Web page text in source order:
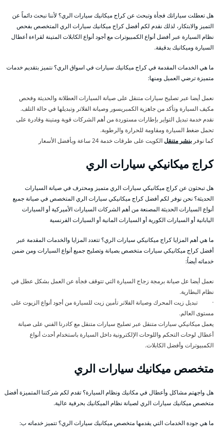
هل تعطلت سياراتك فجأة وتبحث عن كراج ميكانيك سيارات الري؟ لأننا نبحث دائماً عن
التميز والابتكار، لذلك نقدم لكم أفضل كراج ميكانيك سيارات الري المتخصص بفحص
نظام السيارة عبر أفضل أنواع الكمبيوترات مع أجود أنواع الكابلات المتينة لقراءة أعطال
السيارة وميكانيك بدقيقة.
ما هي الخدمات المقدمة في كراج ميكانيك سيارات في اسواق الري؟ نتميز بتقديم خدمات
متميزة ترضي العميل ومنها:
نعمل أيضا عبر تصليح سيارات متنقل على صيانة السيارات العطلانة والحديثة وفحص
مكيف السيارة وتأكد من جاهزية الكمبريسور وصيانة الفلاتر وتبديلها في حالة التلف.
نقدم خدمة تبديل التواير بإطارات مستوردة من أهم الشركات قوية ومتينة وقادرة على
تحمل ضغط السيارة ومقاومة للحرارة والرطوبة.
كما نوفر بنشر متنقلالكويت على طرقات خدمة 24 ساعة وبأفضل الأسعار
كراج ميكانيكي سيارات الري
هل تبحثون عن كراج ميكانيكي سيارات الري متميز ومحترف في صيانة السيارات
الحديثة؟ نحن نوفر لكم أفضل كراج ميكانيكي سيارات الري المتخصص في صيانة جميع
أنواع السيارات الحديثة المصنعة من أهم الشركات السيارات الأميركية أو السيارات
اليابانية أو السيارات الكورية أو السيارات المانية أو السيارات الفرنسية
ما هي أهم المزايا كراج ميكانيكي سيارات الري؟ تتعدد المزايا والخدمات المقدمة عبر
أفضل كراج ميكانيكي سيارات متخصص بصيانة وتصليح جميع أنواع السيارات ومن ضمن
خدماته أيضاُ:
نعمل أيضا عل صيانة برمجة زجاج السيارة التي تتوقف فجأة عن العمل بشكل عطل في
نظام البطارية.
· تبديل زيت المحرك وصيانة الفلاتر تأمين زيت للسيارة من أجود أنواع الزيوت على
مستوى العالم.
يعمل ميكانيكي سيارات متنقل عبر تصليح سيارات متنقل مع كادرنا الفني على صيانة
أعطال لوحات التحكم واللوحات الإلكترونية داخل السيارة باستخدام أحدث أنواع
الكمبيوترات وأفضل الكابلات.
متخصص ميكانيك سيارات الري
هل واجهتم مشاكل وأعطال في مكانيك ونظام السيارة؟ تقدم لكم شركتنا المتميزة أفضل
متخصص ميكانيك سيارات الري لصيانة نظام الميكانيك بحرفية عالية.
ما هي جودة الخدمات التي يقدمها متخصص ميكانيك سيارات الري؟ تتميز خدماته ب: